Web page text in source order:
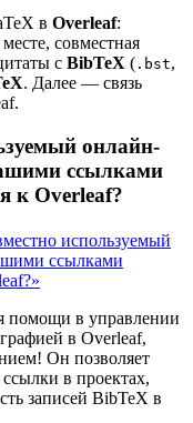
в Overleaf:
совместная
с BibTeX ( .bst,
. Далее — связь
онлайн-
ссылками
к Overleaf?
используемый
ссылками
помощи в управлении
в Overleaf,
Он позволяет
в проектах,
записей BibTeX в